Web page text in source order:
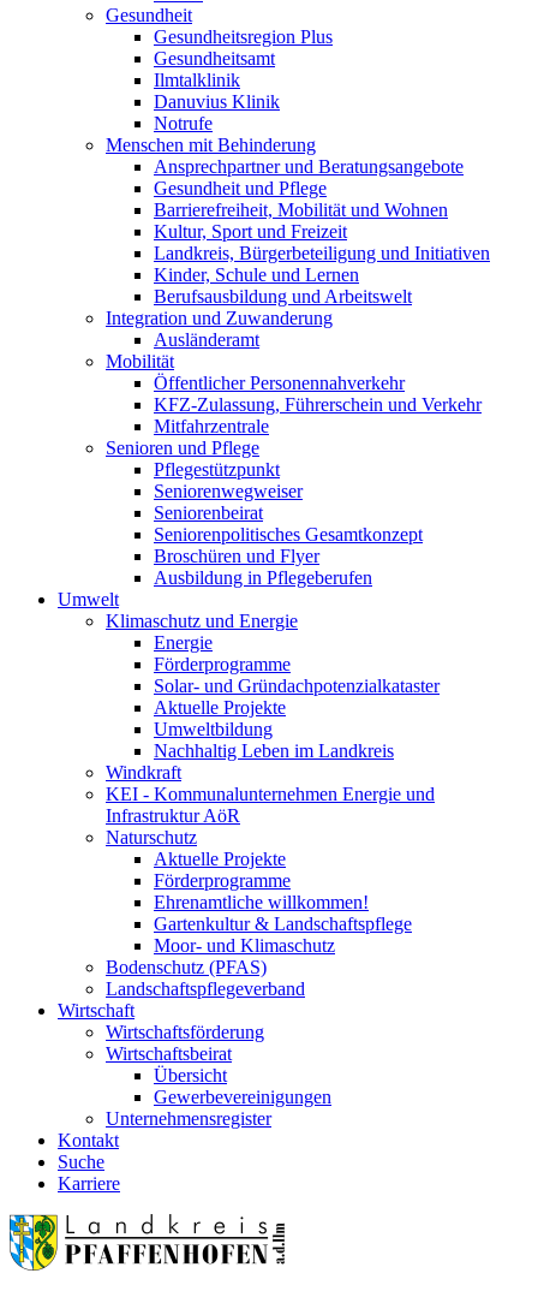
Gesundheit
Gesundheitsregion Plus
Gesundheitsamt
Ilmtalklinik
Danuvius Klinik
Notrufe
Menschen mit Behinderung
Ansprechpartner und Beratungsangebote
Gesundheit und Pflege
Barrierefreiheit, Mobilität und Wohnen
Kultur, Sport und Freizeit
Landkreis, Bürgerbeteiligung und Initiativen
Kinder, Schule und Lernen
Berufsausbildung und Arbeitswelt
Integration und Zuwanderung
Ausländeramt
Mobilität
Öffentlicher Personennahverkehr
KFZ-Zulassung, Führerschein und Verkehr
Mitfahrzentrale
Senioren und Pflege
Pflegestützpunkt
Seniorenwegweiser
Seniorenbeirat
Seniorenpolitisches Gesamtkonzept
Broschüren und Flyer
Ausbildung in Pflegeberufen
Umwelt
Klimaschutz und Energie
Energie
Förderprogramme
Solar- und Gründachpotenzialkataster
Aktuelle Projekte
Umweltbildung
Nachhaltig Leben im Landkreis
Windkraft
KEI - Kommunalunternehmen Energie und
Infrastruktur AöR
Naturschutz
Aktuelle Projekte
Förderprogramme
Ehrenamtliche willkommen!
Gartenkultur & Landschaftspflege
Moor- und Klimaschutz
Bodenschutz (PFAS)
Landschaftspflegeverband
Wirtschaft
Wirtschaftsförderung
Wirtschaftsbeirat
Übersicht
Gewerbevereinigungen
Unternehmensregister
Kontakt
Suche
Karriere